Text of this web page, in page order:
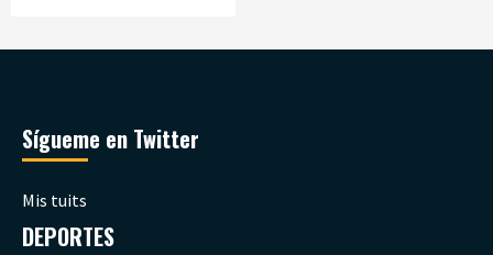
Sígueme en Twitter
Mis tuits
DEPORTES